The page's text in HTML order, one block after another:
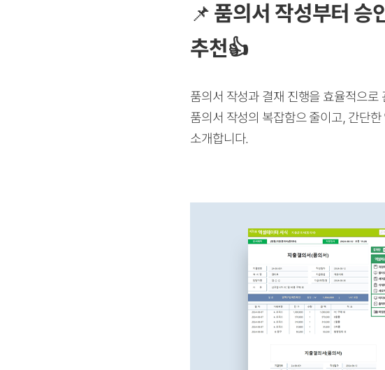
📌 품의서 작성부터 승
추천👍
품의서 작성과 결재 진행을 효율적으
품의서 작성의 복잡함으 줄이고, 간단
소개합니다.